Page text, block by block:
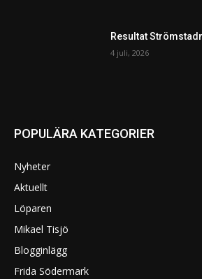
Resultat
4 juli, 2026
POPULÄRA KATEGORIER
Nyheter
Aktuellt
Löparen
Mikael Tisjö
Blogginlägg
Frida Södermark